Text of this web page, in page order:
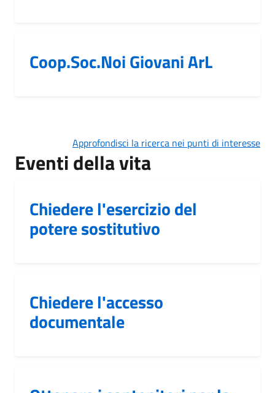
Coop.Soc.Noi Giovani ArL
Approfondisci la ricerca nei punti di interesse
Eventi della vita
Chiedere l'esercizio del
potere sostitutivo
Chiedere l'accesso
documentale